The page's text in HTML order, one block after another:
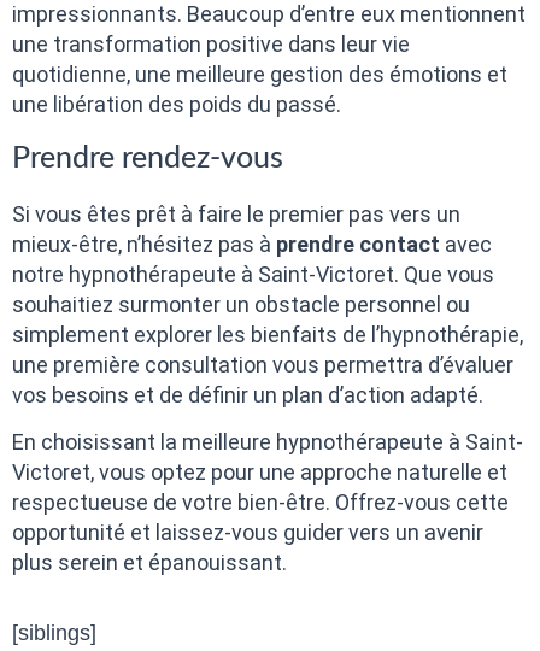
impressionnants. Beaucoup d’entre eux mentionnent
une transformation positive dans leur vie
quotidienne, une meilleure gestion des émotions et
une libération des poids du passé.
Prendre rendez-vous
Si vous êtes prêt à faire le premier pas vers un
mieux-être, n’hésitez pas à prendre contact avec
notre hypnothérapeute à Saint-Victoret. Que vous
souhaitiez surmonter un obstacle personnel ou
simplement explorer les bienfaits de l’hypnothérapie,
une première consultation vous permettra d’évaluer
vos besoins et de définir un plan d’action adapté.
En choisissant la meilleure hypnothérapeute à Saint-
Victoret, vous optez pour une approche naturelle et
respectueuse de votre bien-être. Offrez-vous cette
opportunité et laissez-vous guider vers un avenir
plus serein et épanouissant.
[siblings]